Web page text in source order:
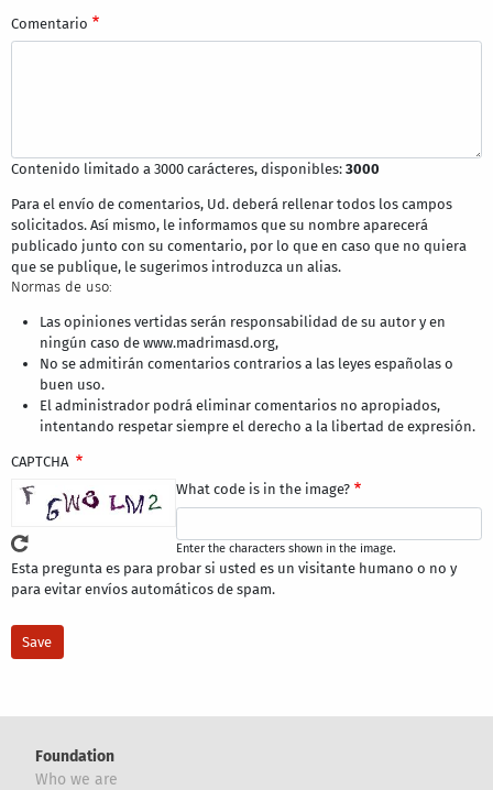
Comentario
Contenido limitado a 3000 carácteres, disponibles: 3000
Para el envío de comentarios, Ud. deberá rellenar todos los campos
solicitados. Así mismo, le informamos que su nombre aparecerá
publicado junto con su comentario, por lo que en caso que no quiera
que se publique, le sugerimos introduzca un alias.
Normas de uso:
Las opiniones vertidas serán responsabilidad de su autor y en
ningún caso de www.madrimasd.org,
No se admitirán comentarios contrarios a las leyes españolas o
buen uso.
El administrador podrá eliminar comentarios no apropiados,
intentando respetar siempre el derecho a la libertad de expresión.
CAPTCHA
What code is in the image?
Enter the characters shown in the image.
Esta pregunta es para probar si usted es un visitante humano o no y
para evitar envíos automáticos de spam.
Foundation
Who we are